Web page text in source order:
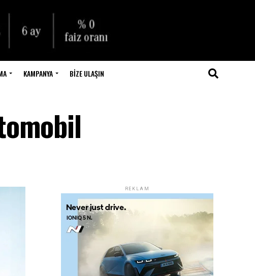
KAMPANYA BIZE ULAŞIN
REKLAM